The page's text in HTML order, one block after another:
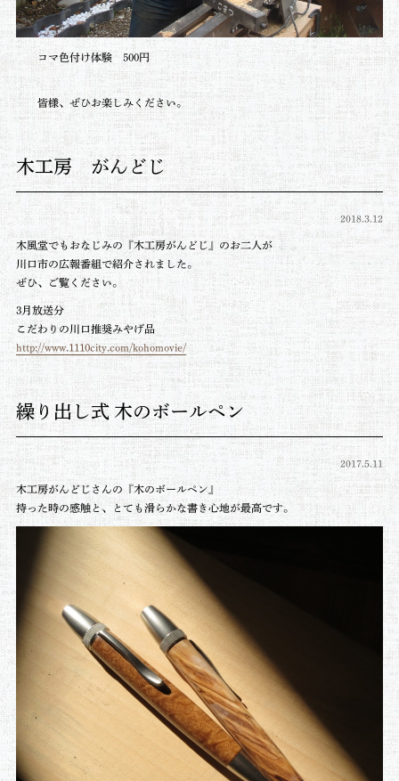
コマ色付け体験 500円
皆様、ぜひお楽しみください。
木工房 がんどじ
2018.3.12
木風堂でもおなじみの『木工房がんどじ』のお二人が
川口市の広報番組で紹介されました。
ぜひ、ご覧ください。
3月放送分
こだわりの川口推奨みやげ品
http://www.1110city.com/kohomovie/
繰り出し式 木のボールペン
2017.5.11
木工房がんどじさんの『木のボールペン』
持った時の感触と、とても滑らかな書き心地が最高です。